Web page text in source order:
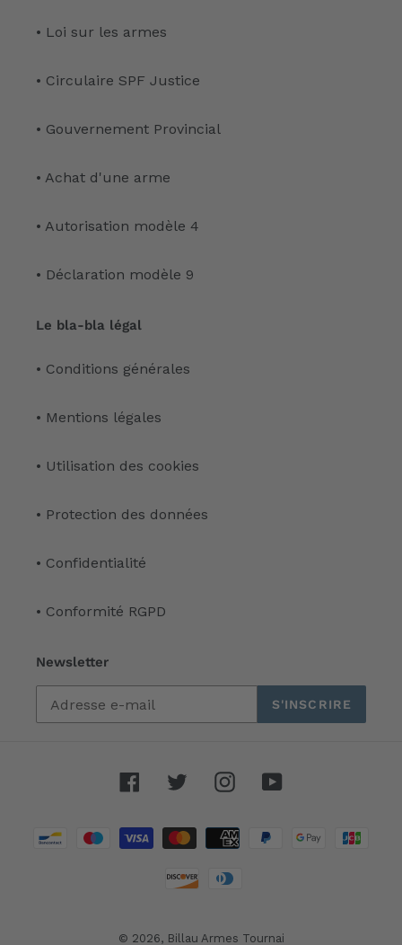
• Loi sur les armes
• Circulaire SPF Justice
• Gouvernement Provincial
• Achat d'une arme
• Autorisation modèle 4
• Déclaration modèle 9
Le bla-bla légal
• Conditions générales
• Mentions légales
• Utilisation des cookies
• Protection des données
• Confidentialité
• Conformité RGPD
Newsletter
S'INSCRIRE
FacebookTwitterInstagram
Moyens
de
paiement
© 2026, Billau Armes Tournai